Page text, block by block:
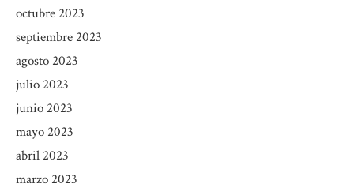
octubre 2023
septiembre 2023
agosto 2023
julio 2023
junio 2023
mayo 2023
abril 2023
marzo 2023